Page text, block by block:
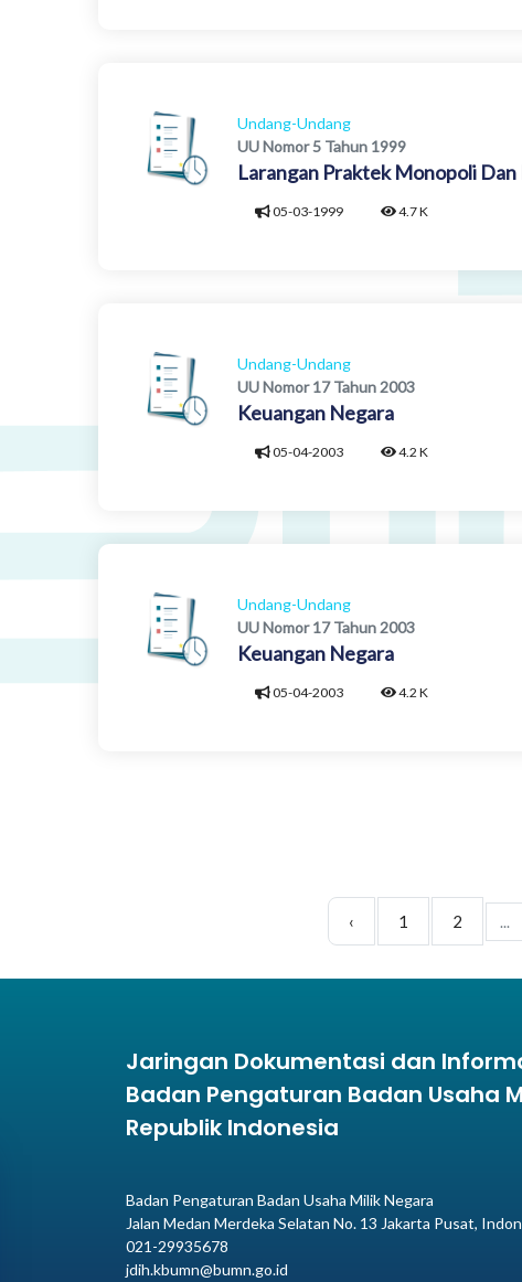
Undang-Undang
UU Nomor 5 Tahun 1999
Larangan Praktek Monopoli Dan
05-03-1999 4.7 K
Undang-Undang
UU Nomor 17 Tahun 2003
Keuangan Negara
05-04-2003 4.2 K
Undang-Undang
UU Nomor 17 Tahun 2003
Keuangan Negara
05-04-2003 4.2 K
‹ 1 2 ...
Jaringan Dokumentasi dan
Badan Pengaturan Badan Usaha
Republik Indonesia
Badan Pengaturan Badan Usaha Milik Negara
Jalan Medan Merdeka Selatan No. 13 Jakarta Pusat,
021-29935678
jdih.kbumn@bumn.go.id